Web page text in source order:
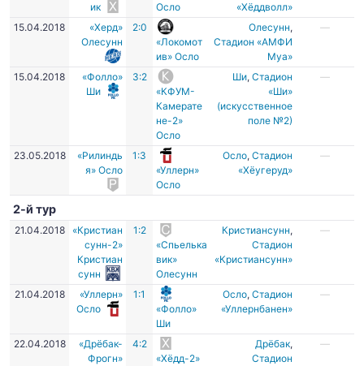
ик
Осло
«Хёддволл»
15.04.2018
«Херд»
Олесунн
2:0
«Локомот
ив» Осло
Олесунн,
Стадион «АМФИ
Муа»
—
15.04.2018
«Фолло»
Ши
3:2
«КФУМ-
Камерате
не-2»
Осло
Ши,Стадион
«Ши»
(искусственное
поле №2)
—
23.05.2018
«Рилиндь
я» Осло
1:3
«Уллерн»
Осло
Осло,Стадион
«Хёугеруд»
—
2-й тур
21.04.2018
«Кристиан
сунн-2»
Кристиан
сунн
1:2
«Спьелька
вик»
Олесунн
Кристиансунн,
Стадион
«Кристиансунн»
—
21.04.2018
«Уллерн»
Осло
1:1
«Фолло»
Ши
Осло,Стадион
«Уллернбанен»
—
22.04.2018
«Дрёбак-
Фрогн»
4:2
«Хёдд-2»
Дрёбак,
Стадион
—